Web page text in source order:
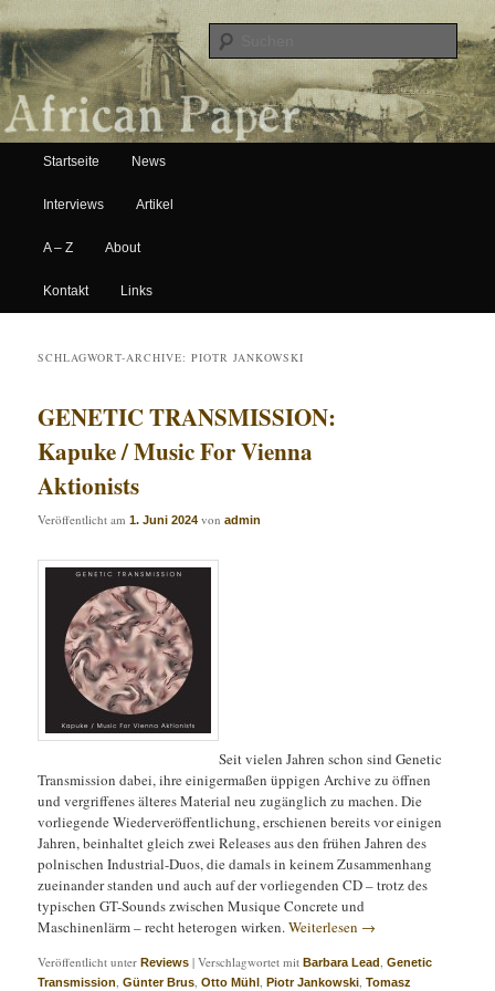
African Paper
Hauptmenü
Zum Inhalt wechseln
Zum sekundären Inhalt wechseln
Startseite News
Interviews Artikel
A – Z About
Kontakt Links
SCHLAGWORT-ARCHIVE:PIOTR JANKOWSKI
GENETIC TRANSMISSION:
Kapuke / Music For Vienna
Aktionists
Veröffentlicht am1. Juni 2024 vonadmin
Seit vielen Jahren schon sind Genetic
Transmission dabei, ihre einigermaßen üppigen Archive zu öffnen
und vergriffenes älteres Material neu zugänglich zu machen. Die
vorliegende Wiederveröffentlichung, erschienen bereits vor einigen
Jahren, beinhaltet gleich zwei Releases aus den frühen Jahren des
polnischen Industrial-Duos, die damals in keinem Zusammenhang
zueinander standen und auch auf der vorliegenden CD – trotz des
typischen GT-Sounds zwischen Musique Concrete und
Maschinenlärm – recht heterogen wirken.Weiterlesen →
Veröffentlicht unter Reviews |Verschlagwortet mit Barbara Lead ,Genetic
Transmission ,Günter Brus ,Otto Mühl ,Piotr Jankowski ,Tomasz